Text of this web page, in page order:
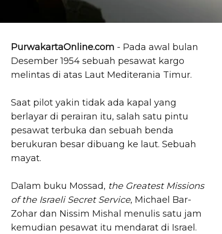
PurwakartaOnline.com - Pada awal bulan
Desember 1954 sebuah pesawat kargo
melintas di atas Laut Mediterania Timur.
Saat pilot yakin tidak ada kapal yang
berlayar di perairan itu, salah satu pintu
pesawat terbuka dan sebuah benda
berukuran besar dibuang ke laut. Sebuah
mayat.
Dalam buku Mossad, the Greatest Missions
of the Israeli Secret Service, Michael Bar-
Zohar dan Nissim Mishal menulis satu jam
kemudian pesawat itu mendarat di Israel.